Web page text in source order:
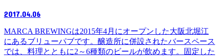
2017.04.06
MARCA BREWINGは2015年4月にオープンした大阪北堀江
にあるブリューパブです。醸造所に併設されたバースペース
では、料理とともに2～6種類のビールが飲めます。固定した